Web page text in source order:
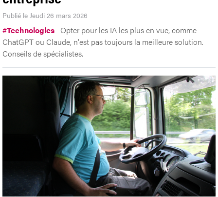
Publié le Jeudi 26 mars 2026
#Technologies Opter pour les IA les plus en vue, comme
ChatGPT ou Claude, n'est pas toujours la meilleure solution.
Conseils de spécialistes.